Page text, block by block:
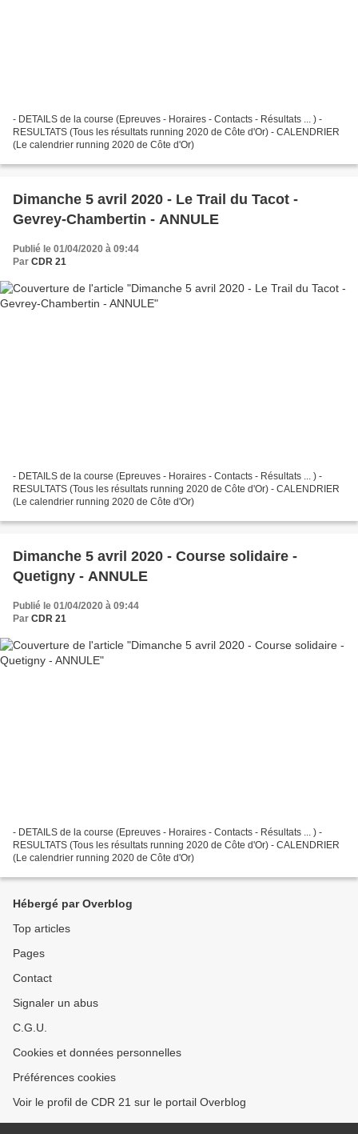
- DETAILS de la course (Epreuves - Horaires - Contacts - Résultats ... ) -
RESULTATS (Tous les résultats running 2020 de Côte d'Or) - CALENDRIER
(Le calendrier running 2020 de Côte d'Or)
Dimanche 5 avril 2020 - Le Trail du Tacot -
Gevrey-Chambertin - ANNULE
Publié le 01/04/2020 à 09:44
Par CDR 21
- DETAILS de la course (Epreuves - Horaires - Contacts - Résultats ... ) -
RESULTATS (Tous les résultats running 2020 de Côte d'Or) - CALENDRIER
(Le calendrier running 2020 de Côte d'Or)
Dimanche 5 avril 2020 - Course solidaire -
Quetigny - ANNULE
Publié le 01/04/2020 à 09:44
Par CDR 21
- DETAILS de la course (Epreuves - Horaires - Contacts - Résultats ... ) -
RESULTATS (Tous les résultats running 2020 de Côte d'Or) - CALENDRIER
(Le calendrier running 2020 de Côte d'Or)
Hébergé par Overblog
Top articles
Pages
Contact
Signaler un abus
C.G.U.
Cookies et données personnelles
Préférences cookies
Voir le profil de CDR 21 sur le portail Overblog